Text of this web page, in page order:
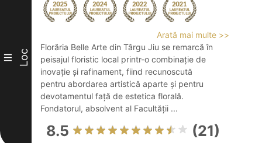
III Loc
Arată mai multe >>
Florăria Belle Arte din Târgu Jiu se remarcă în
peisajul floristic local printr-o combinație de
inovație și rafinament, fiind recunoscută
pentru abordarea artistică aparte și pentru
devotamentul față de estetica florală.
Fondatorul, absolvent al Facultății ...
8.5 (21)